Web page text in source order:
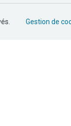
Gestion de